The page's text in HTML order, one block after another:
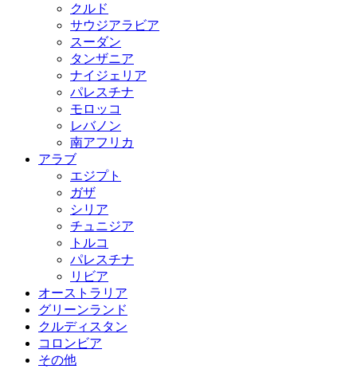
クルド
サウジアラビア
スーダン
タンザニア
ナイジェリア
パレスチナ
モロッコ
レバノン
南アフリカ
アラブ
エジプト
ガザ
シリア
チュニジア
トルコ
パレスチナ
リビア
オーストラリア
グリーンランド
クルディスタン
コロンビア
その他